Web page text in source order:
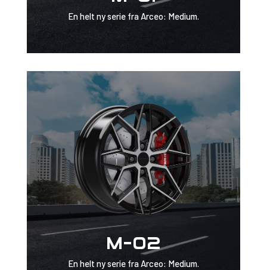
En helt ny serie fra Arceo: Medium.
M-02
En helt ny serie fra Arceo: Medium.